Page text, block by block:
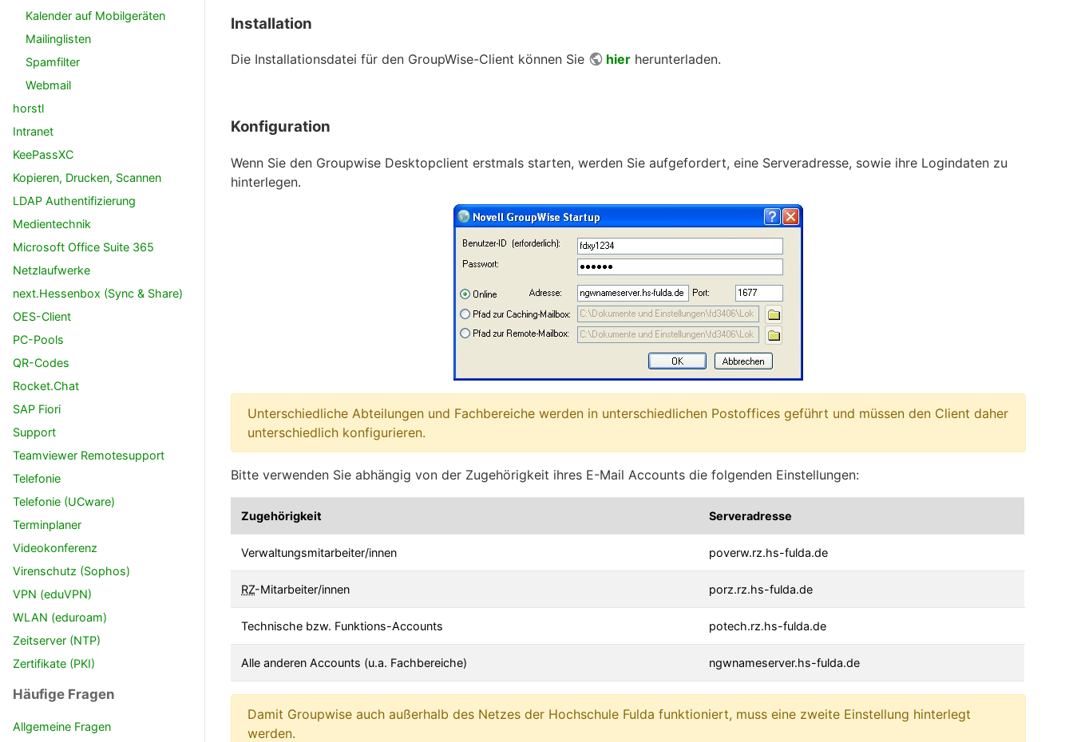
Kalender auf Mobilgeräten
Mailinglisten
Spamfilter
Webmail
horstl
Intranet
KeePassXC
Kopieren, Drucken, Scannen
LDAP Authentifizierung
Medientechnik
Microsoft Office Suite 365
Netzlaufwerke
next.Hessenbox (Sync & Share)
OES-Client
PC-Pools
QR-Codes
Rocket.Chat
SAP Fiori
Support
Teamviewer Remotesupport
Telefonie
Telefonie (UCware)
Terminplaner
Videokonferenz
Virenschutz (Sophos)
VPN (eduVPN)
WLAN (eduroam)
Zeitserver (NTP)
Zertifikate (PKI)
Häufige Fragen
Allgemeine Fragen
Installation
Die Installationsdatei für den GroupWise-Client können Sie hier herunterladen.
Konfiguration
Wenn Sie den Groupwise Desktopclient erstmals starten, werden Sie aufgefordert, eine Serveradresse, sowie ihre Logindaten zu
hinterlegen.
Unterschiedliche Abteilungen und Fachbereiche werden in unterschiedlichen Postoffices geführt und müssen den Client daher
unterschiedlich konfigurieren.
Bitte verwenden Sie abhängig von der Zugehörigkeit ihres E-Mail Accounts die folgenden Einstellungen:
Zugehörigkeit Serveradresse
Verwaltungsmitarbeiter/innen poverw.rz.hs-fulda.de
RZ-Mitarbeiter/innen porz.rz.hs-fulda.de
Technische bzw. Funktions-Accounts potech.rz.hs-fulda.de
Alle anderen Accounts (u.a. Fachbereiche) ngwnameserver.hs-fulda.de
Damit Groupwise auch außerhalb des Netzes der Hochschule Fulda funktioniert, muss eine zweite Einstellung hinterlegt
werden.